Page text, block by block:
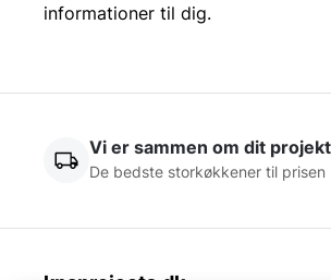
informationer til dig.
Vi er sammen om dit projekt
De bedste storkøkkener til prisen